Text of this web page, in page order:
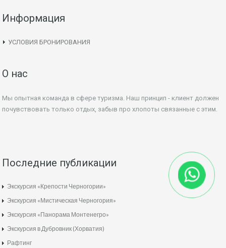
Информация
УСЛОВИЯ БРОНИРОВАНИЯ
О нас
Мы опытная команда в сфере туризма. Наш принцип - клиент должен
почувствовать только отдых, забыв про хлопоты связанные с этим.
Последние публикации
Экскурсия «Крепости Черногории»
Экскурсия «Мистическая Черногория»
Экскурсия «Панорама Монтенегро»
Экскурсия в Дубровник (Хорватия)
Рафтинг